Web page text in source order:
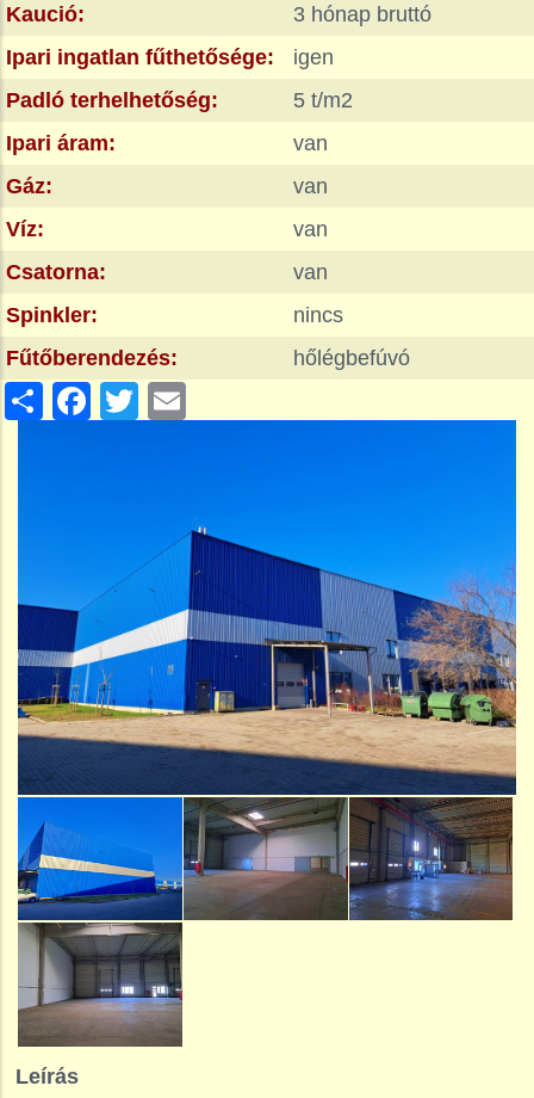
Kaució:
3 hónap bruttó
Ipari ingatlan fűthetősége:
igen
Padló terhelhetőség:
5 t/m2
Ipari áram:
van
Gáz:
van
Víz:
van
Csatorna:
van
Spinkler:
nincs
Fűtőberendezés:
hőlégbefúvó
ShareFacebook
Twitter
Leírás